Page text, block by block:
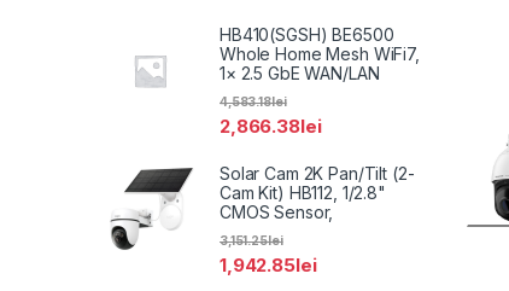
HB410(SGSH) BE6500
Whole Home Mesh WiFi7,
1× 2.5 GbE WAN/LAN
2,866.38lei
4,583.18lei
Solar Cam 2K Pan/Tilt (2-
Cam Kit) HB112, 1/2.8"
CMOS Sensor,
1,942.85lei
3,151.25lei